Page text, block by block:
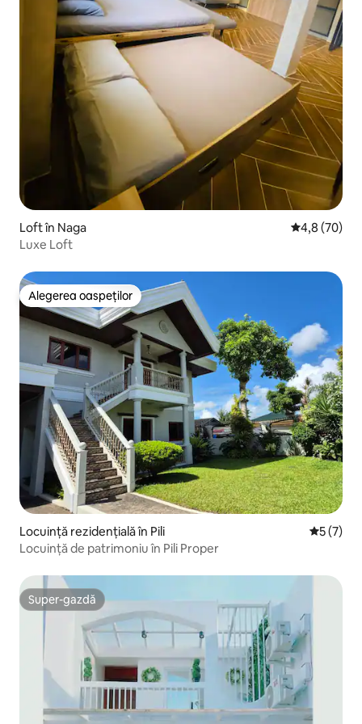
Loft în Naga Scor mediu
4,8 (70)
Luxe Loft
Alegerea oaspeților
Alegerea oaspeților
Locuință rezidențială în Pili Scor
5 (7)
Locuință de patrimoniu în Pili Proper
Super-gazdă
Super-gazdă